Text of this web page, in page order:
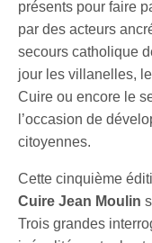
présents pour faire
par des acteurs
secours catholique
jour les villanelles,
Cuire ou encore le
l’occasion de
citoyennes.
Cette cinquième
Cuire Jean Moulin
Trois grandes